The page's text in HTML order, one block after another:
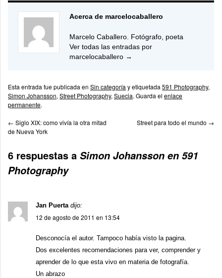
Acerca de marcelocaballero
Marcelo Caballero. Fotógrafo, poeta
Ver todas las entradas por
marcelocaballero →
Esta entrada fue publicada en Sin categoría y etiquetada 591 Photography,
Simon Johansson, Street Photography, Suecia. Guarda el enlace
permanente.
← Siglo XIX: como vivía la otra mitad
de Nueva York
Street para todo el mundo →
6 respuestas a Simon Johansson en 591
Photography
Jan Puerta dijo:
12 de agosto de 2011 en 13:54
Desconocía el autor. Tampoco había visto la pagina.
Dos excelentes recomendaciones para ver, comprender y
aprender de lo que esta vivo en materia de fotografía.
Un abrazo